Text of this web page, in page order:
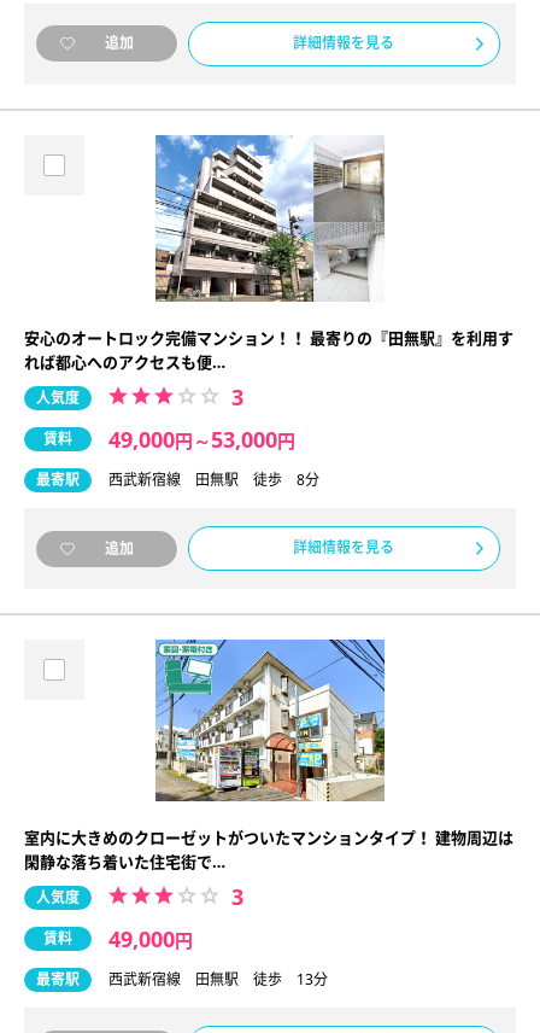
追加 詳細情報を見る
安心のオートロック完備マンション！！ 最寄りの『田無駅』を利用す
れば都心へのアクセスも便…
人気度 3
賃料 49,000円 ～53,000円
最寄駅 西武新宿線 田無駅 徒歩 8分
追加 詳細情報を見る
室内に大きめのクローゼットがついたマンションタイプ！ 建物周辺は
閑静な落ち着いた住宅街で…
人気度 3
賃料 49,000円
最寄駅 西武新宿線 田無駅 徒歩 13分